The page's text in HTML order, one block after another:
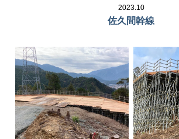
2023.10
佐久間幹線